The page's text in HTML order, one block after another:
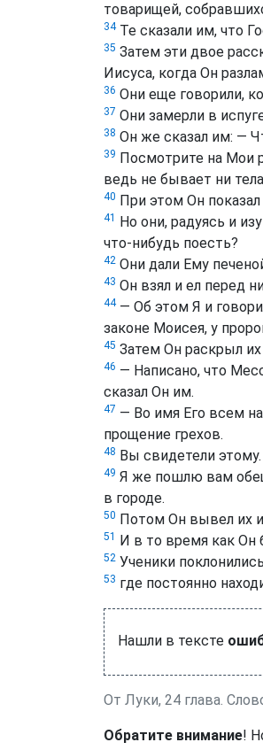
товарищей,
34Те сказали им, что
35 Затем эти двое
Иисуса, когда Он
36 Они еще говорили,
37 Они замерли в
38 Он же сказал им: —
39 Посмотрите на Мои
ведь не бывает ни
40 При этом Он
41 Но они, радуясь и
что-нибудь поесть?
42 Они дали Ему
43 Он взял и ел перед
44— Об этом Я и
законе Моисея, у
45 Затем Он раскрыл
46 — Написано, что
сказал Он им.
47 — Во имя Его всем
прощение грехов.
48 Вы свидетели этому.
49 Я же пошлю вам
в городе.
50 Потом Он вывел их
51 И в то время как Он
52 Ученики
53 где постоянно
Нашли в тексте
От Луки, 24 глава.
Обратите внимание!